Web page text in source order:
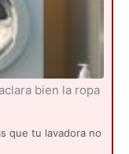
bien la ropa
que tu lavadora no